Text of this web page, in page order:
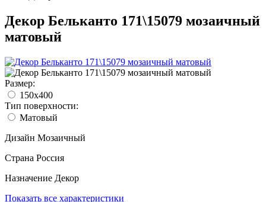
Декор Бельканто 171\15079 мозаичный
матовый
Размер:
150x400
Тип поверхности:
Матовый
Дизайн Мозаичный
Страна Россия
Назначение Декор
Показать все характеристики